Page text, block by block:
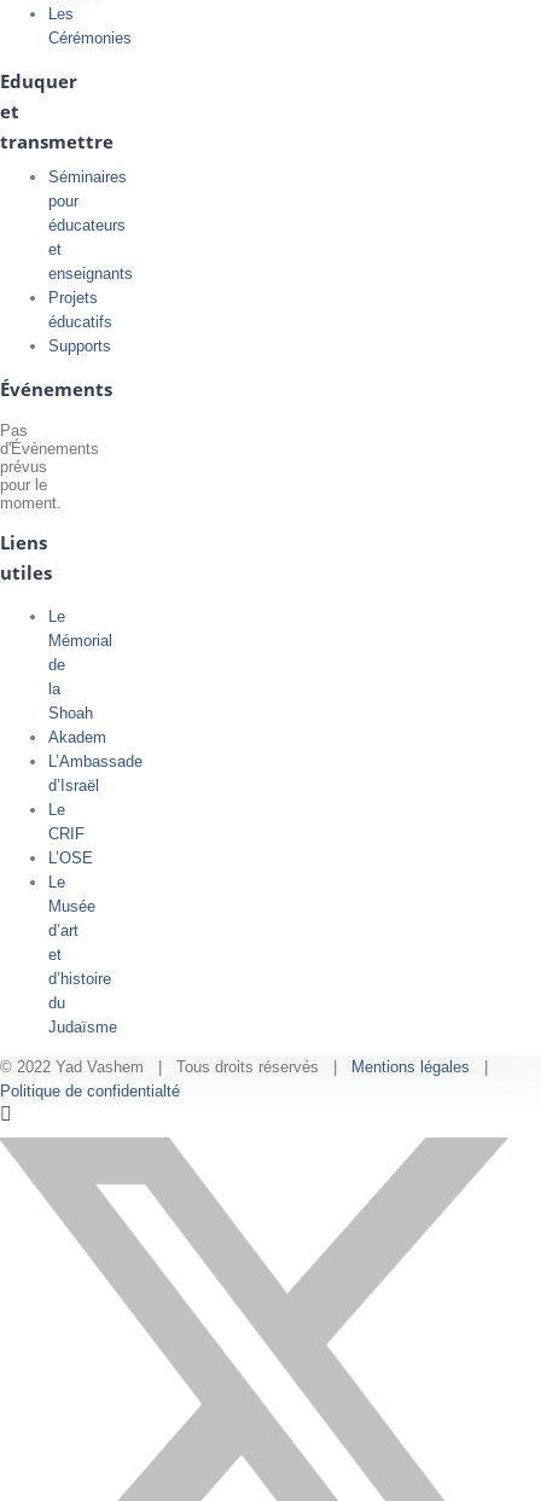
Les
Cérémonies
Eduquer
et
transmettre
Séminaires
pour
éducateurs
et
enseignants
Projets
éducatifs
Supports
Événements
Pas
d'Évènements
prévus
pour le
moment.
Liens
utiles
Le
Mémorial
de
la
Shoah
Akadem
L’Ambassade
d’Israël
Le
CRIF
L’OSE
Le
Musée
d’art
et
d’histoire
du
Judaïsme
© 2022 Yad Vashem | Tous droits réservés | Mentions légales |
Politique de confidentialté
X